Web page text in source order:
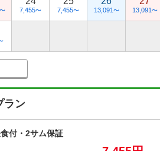
〜 7,455〜 7,455〜 13,091〜 13,091〜
ラン
付・2サム保証